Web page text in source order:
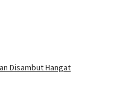
Disambut Hangat